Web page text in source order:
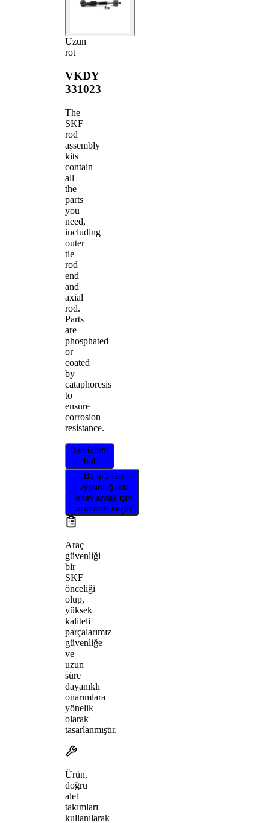
Uzun
rot
VKDY
331023
The
SKF
rod
assembly
kits
contain
all
the
parts
you
need,
including
outer
tie
rod
end
and
axial
rod.
Parts
are
phosphated
or
coated
by
cataphoresis
to
ensure
corrosion
resistance.
Distribütör
bul
Bu ürünün
uygunluğunu
onaylamak için
aracınızı seçin
Araç
güvenliği
bir
SKF
önceliği
olup,
yüksek
kaliteli
parçalarımız
güvenliğe
ve
uzun
süre
dayanıklı
onarımlara
yönelik
olarak
tasarlanmıştır.
Ürün,
doğru
alet
takımları
kullanılarak